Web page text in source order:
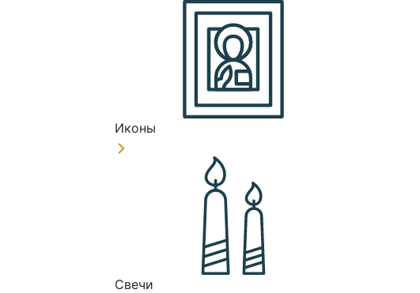
Иконы
Свечи